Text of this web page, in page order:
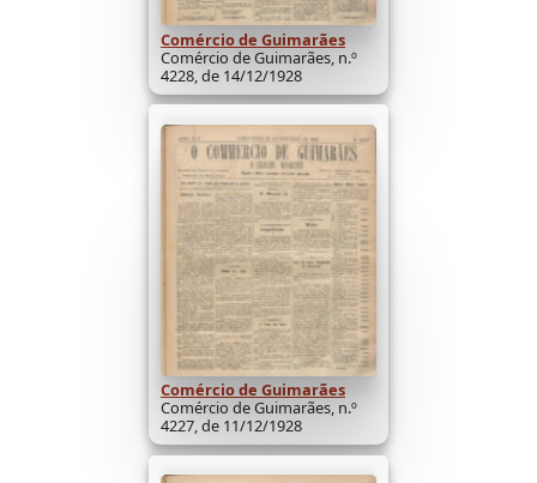
Comércio de Guimarães
Comércio de Guimarães, n.º
4228, de 14/12/1928
Comércio de Guimarães
Comércio de Guimarães, n.º
4227, de 11/12/1928